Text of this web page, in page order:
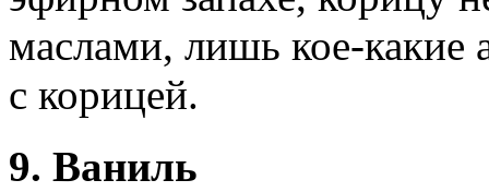
маслами, лишь кое-какие
с корицей.
9. Ваниль